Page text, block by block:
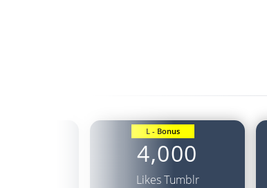
L - Bonus
4,000
Likes Tumblr